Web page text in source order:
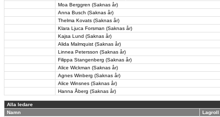
Moa Berggren (Saknas år)
Anna Busch (Saknas år)
Thelma Kovats (Saknas år)
Klara Ljuca Forsman (Saknas år)
Kajsa Lund (Saknas år)
Alida Malmquist (Saknas år)
Linnea Petersson (Saknas år)
Filippa Stangenberg (Saknas år)
Alice Wickman (Saknas år)
Agnes Winberg (Saknas år)
Alice Winsnes (Saknas år)
Hanna Åberg (Saknas år)
Alla ledare
Namn
Lagroll